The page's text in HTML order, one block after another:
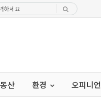
산 환경 오피니언